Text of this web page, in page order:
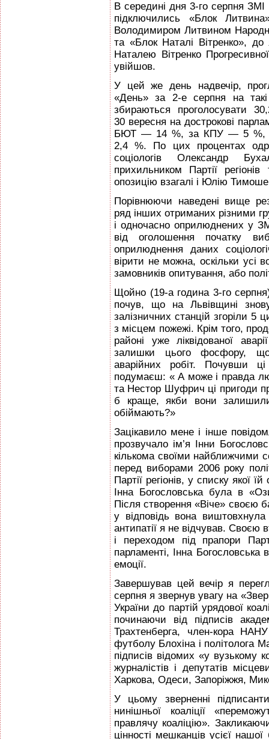
В середині дня 3-го серпня
підключились «Блок
Володимиром Литвином
та «Блок Наталі Вітренко»,
Наталею Вітренко
увійшов.
У цей же день надвечір,
«День» за 2-е серпня на такі
збираються проголосувати
30 вересня на дострокові
БЮТ — 14 %, за КПУ — 5 %,
2,4 %. По цих процентах
соціологів Олександр
прихильником Партії
опозицію взагалі і Юлію
Порівнюючи наведені вище
ряд інших отриманих різними
і одночасно оприлюднених у
від оголошення початку
оприлюднення даних
вірити не можна, оскільки
замовників опитування, або
Щойно (19-а година 3-го
почув, що на Львівщині
залізничних станцій згоріли 5
з місцем пожежі. Крім того,
районі уже ліквідованої
залишки цього фосфору,
аварійних робіт. Почувши
подумаєш: « А може і правда
та Нестор Шуфрич ці пригоди
б краще, якби вони залишили
обіймають?»
Зацікавило мене і інше
прозвучало ім’я Інни
кількома своїми найближчими
перед виборами 2006 року
Партії регіонів, у списку якої
Інна Богословська була в
Після створення «Віче» своєю
у відповідь вона
антипатії я не відчував. Своєю
і переходом під прапори
парламенті, Інна Богословська
емоції.
Завершував цей вечір я
серпня я звернув увагу на
України до партій урядової
починаючи від підписів
Трахтенберга, член-кора
футболу Блохіна і політолога
підписів відомих «у вузькому
журналістів і депутатів
Харкова, Одеси, Запоріжжя,
У цьому зверненні
нинішньої коаліції
правлячу коаліцію».
цінності мешканців усієї